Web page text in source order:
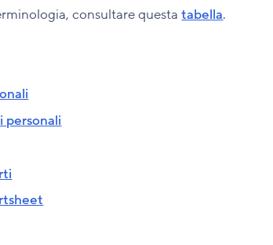
consultare questatabella.
personali